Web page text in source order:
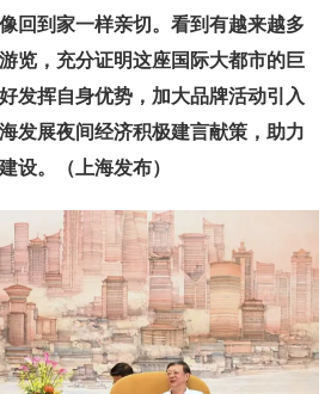
回到家一样亲切。看到有越来越多
览，充分证明这座国际大都市的巨
发挥自身优势，加大品牌活动引入
发展夜间经济积极建言献策，助力
设。（上海发布）